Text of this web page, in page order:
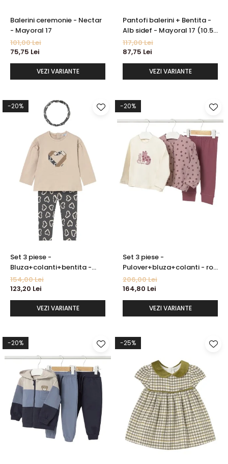
Balerini ceremonie - Nectar
- Mayoral 17
101,00 Lei
75,75 Lei
VEZI VARIANTE
Pantofi balerini + Bentita -
Alb sidef - Mayoral 17 (10.5
cm)
117,00 Lei
87,75 Lei
VEZI VARIANTE
-20%
Set 3 piese -
Bluza+colanti+bentita -
Mayoral 4 ani
154,00 Lei
123,20 Lei
VEZI VARIANTE
-20%
Set 3 piese -
Pulover+bluza+colanti - roz
- Mayoral
206,00 Lei
164,80 Lei
VEZI VARIANTE
-20% -25%